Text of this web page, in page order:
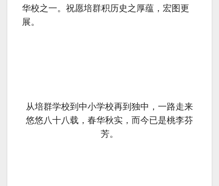
华校之一。祝愿培群积历史之厚蕴，宏图更
展。
从培群学校到中小学校再到独中，一路走来
悠悠八十八载，春华秋实，而今已是桃李芬
芳。